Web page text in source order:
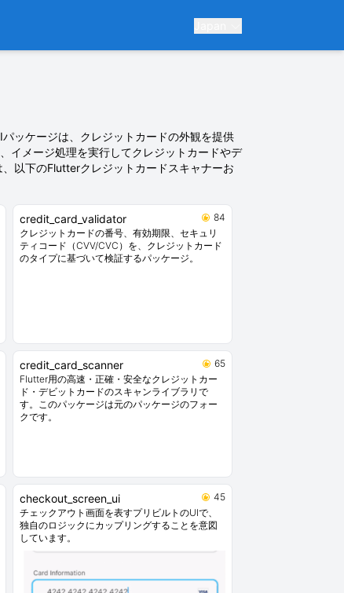
ッケージは、クレジットカードの外観を提供
イメージ処理を実行してクレジットカードやデ
以下のFlutterクレジットカードスキャナーお
credit_card_validator
84
クレジットカードの番号、有効期限、セキュリ
ティコード（CVV/CVC）を、クレジットカード
のタイプに基づいて検証するパッケージ。
credit_card_scanner
65
Flutter用の高速・正確・安全なクレジットカー
ド・デビットカードのスキャンライブラリで
す。このパッケージは元のパッケージのフォー
クです。
checkout_screen_ui
45
チェックアウト画面を表すプリビルトのUIで、
独自のロジックにカップリングすることを意図
しています。